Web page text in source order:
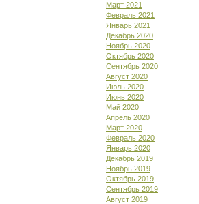
Март 2021
Февраль 2021
Январь 2021
Декабрь 2020
Ноябрь 2020
Октябрь 2020
Сентябрь 2020
Август 2020
Июль 2020
Июнь 2020
Май 2020
Апрель 2020
Март 2020
Февраль 2020
Январь 2020
Декабрь 2019
Ноябрь 2019
Октябрь 2019
Сентябрь 2019
Август 2019